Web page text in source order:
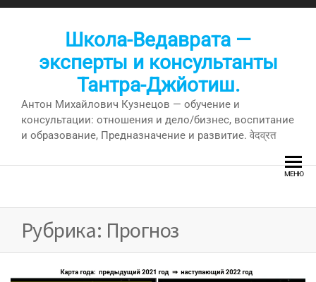
Перейти
Школа-Ведаврата —
эксперты и консультанты
Тантра-Джйотиш.
Антон Михайлович Кузнецов — обучение и
консультации: отношения и дело/бизнес, воспитание
и образование, Предназначение и развитие. वेदव्रत
МЕНЮ
Рубрика: Прогноз